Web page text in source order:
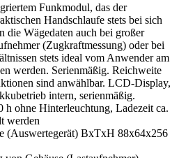
Funkmodul, das der
Handschlaufe stets bei sich
die Wägedaten auch bei großer
(Zugkraftmessung) oder bei
stets ideal vom Anwender am
werden. Serienmäßig. Reichweite
sind anwählbar. LCD-Display,
intern, serienmäßig.
h ohne Hinterleuchtung, Ladezeit ca.
werden
(Auswertegerät) BxTxH 88x64x256